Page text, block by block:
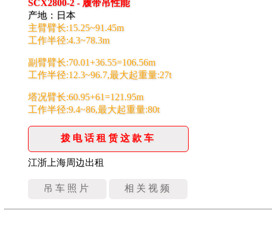
SCX2800-2 - 履带吊性能
产地：日本
主臂臂长:15.25~91.45m
工作半径:4.3~78.3m
副臂臂长:70.01+36.55=106.56m
工作半径:12.3~96.7,最大起重量:27t
塔况臂长:60.95+61=121.95m
工作半径:9.4~86,最大起重量:80t
拨电话租赁这款车
江浙上海周边出租
吊车照片 相关视频